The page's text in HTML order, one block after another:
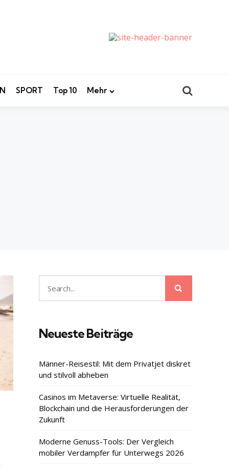
SPORT Top 10 Mehr
Search
for:
Neueste Beiträge
Männer-Reisestil: Mit dem Privatjet diskret
und stilvoll abheben
Casinos im Metaverse: Virtuelle Realität,
Blockchain und die Herausforderungen der
Zukunft
Moderne Genuss-Tools: Der Vergleich
mobiler Verdampfer für Unterwegs 2026